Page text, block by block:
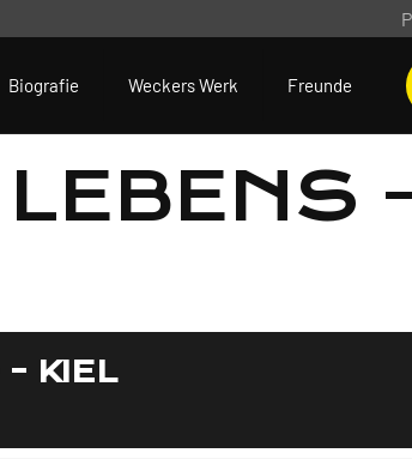
Biografie Weckers Werk Freunde
LEBENS
- KIEL